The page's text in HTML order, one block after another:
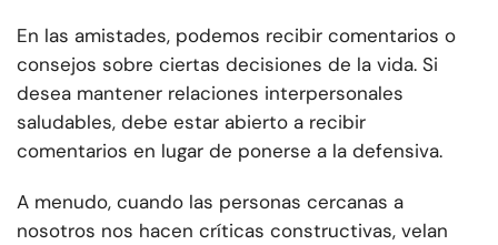
En las amistades, podemos recibir comentarios o
consejos sobre ciertas decisiones de la vida. Si
desea mantener relaciones interpersonales
saludables, debe estar abierto a recibir
comentarios en lugar de ponerse a la defensiva.
A menudo, cuando las personas cercanas a
nosotros nos hacen críticas constructivas, velan